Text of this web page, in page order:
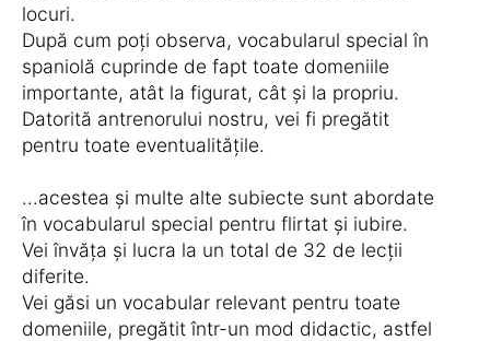
locuri.
După cum poți observa, vocabularul special în
spaniolă cuprinde de fapt toate domeniile
importante, atât la figurat, cât și la propriu.
Datorită antrenorului nostru, vei fi pregătit
pentru toate eventualitățile.
...acestea și multe alte subiecte sunt abordate
în vocabularul special pentru flirtat și iubire.
Vei învăța și lucra la un total de 32 de lecții
diferite.
Vei găsi un vocabular relevant pentru toate
domeniile, pregătit într-un mod didactic, astfel